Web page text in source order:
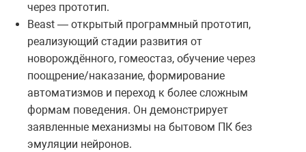
через прототип.
Beast — открытый программный прототип,
реализующий стадии развития от
новорождённого, гомеостаз, обучение через
поощрение/наказание, формирование
автоматизмов и переход к более сложным
формам поведения. Он демонстрирует
заявленные механизмы на бытовом ПК без
эмуляции нейронов.